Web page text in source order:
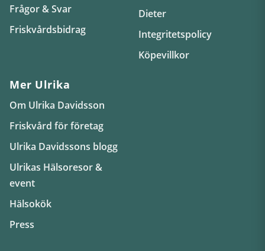
Frågor & Svar
Friskvårdsbidrag
Dieter
Integritetspolicy
Köpevillkor
Mer Ulrika
Om Ulrika Davidsson
Friskvård för företag
Ulrika Davidssons blogg
Ulrikas Hälsoresor &
event
Hälsokök
Press